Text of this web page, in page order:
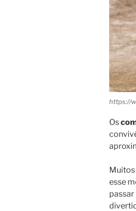
https://
Os
Muitos
esse